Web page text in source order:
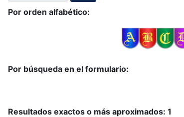
Por orden alfabético:
Por búsqueda en el formulario:
Resultados exactos o más aproximados: 1